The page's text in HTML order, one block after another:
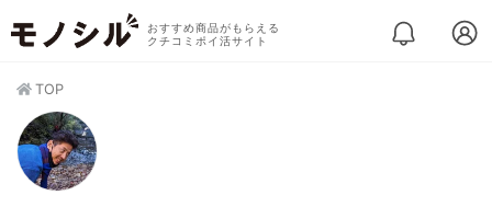
おすすめ商品がもらえる
クチコミポイ活サイト
TOP